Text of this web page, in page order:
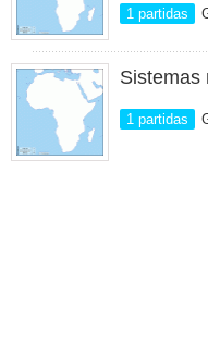
1 partidas
Sistemas
1 partidas